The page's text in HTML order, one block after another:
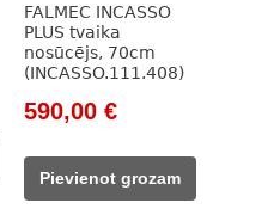
FALMEC INCASSO
PLUS tvaika
nosūcējs, 70cm
(INCASSO.111.408)
Original
was:
918,00 €.
590,00 €Current
590,00 €.
Pievienot grozam